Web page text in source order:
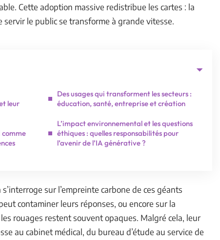
Cette adoption massive redistribue les cartes : la
servir le public se transforme à grande vitesse.
leur
comme
Des usages qui transforment les secteurs :
éducation, santé, entreprise et création
L’impact environnemental et les questions
éthiques : quelles responsabilités pour
l’avenir de l’IA générative ?
sur l’empreinte carbone de ces géants
contaminer leurs réponses, ou encore sur la
rouages restent souvent opaques. Malgré cela, leur
au cabinet médical, du bureau d’étude au service de